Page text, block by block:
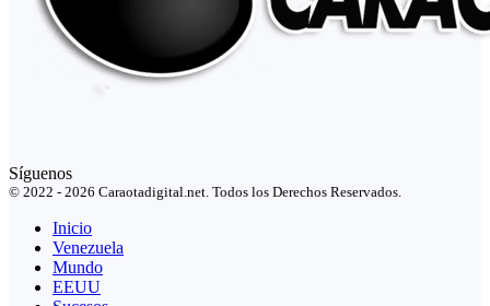
Síguenos
© 2022 - 2026 Caraotadigital.net. Todos los Derechos Reservados.
Inicio
Venezuela
Mundo
EEUU